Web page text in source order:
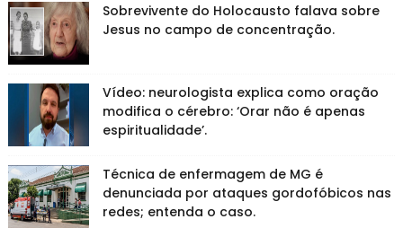
Sobrevivente do Holocausto falava sobre
Jesus no campo de concentração.
Vídeo: neurologista explica como oração
modifica o cérebro: ‘Orar não é apenas
espiritualidade’.
Técnica de enfermagem de MG é
denunciada por ataques gordofóbicos nas
redes; entenda o caso.